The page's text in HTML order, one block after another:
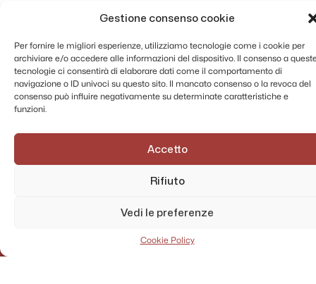
Gestione consenso cookie
Per fornire le migliori esperienze, utilizziamo tecnologie come i cookie per
archiviare e/o accedere alle informazioni del dispositivo. Il consenso a
tecnologie ci consentirà di elaborare dati come il comportamento di
navigazione o ID univoci su questo sito. Il mancato consenso o la revoca del
consenso può influire negativamente su determinate caratteristiche e
funzioni.
Accetto
Rifiuto
Vedi le preferenze
Cookie Policy
AMMINISTRAZIONE TRASPARENTE